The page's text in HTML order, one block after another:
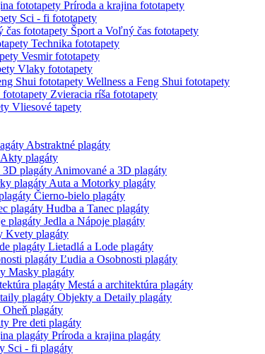
Príroda a krajina fototapety
Sci - fi fototapety
Šport a Voľný čas fototapety
Technika fototapety
Vesmir fototapety
Vlaky fototapety
Wellness a Feng Shui fototapety
Zvieracia ríša fototapety
Vliesové tapety
Abstraktné plagáty
Akty plagáty
Animované a 3D plagáty
Auta a Motorky plagáty
Čierno-bielo plagáty
Hudba a Tanec plagáty
Jedla a Nápoje plagáty
Kvety plagáty
Lietadlá a Lode plagáty
Ľudia a Osobnosti plagáty
Masky plagáty
Mestá a architektúra plagáty
Objekty a Detaily plagáty
Oheň plagáty
Pre deti plagáty
Príroda a krajina plagáty
Sci - fi plagáty